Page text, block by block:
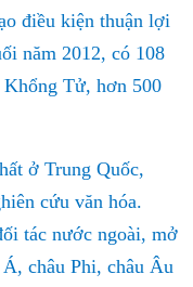
điều kiện thuận lợi
năm 2012, có 108
Tử, hơn 500
ở Trung Quốc,
cứu văn hóa.
tác nước ngoài, mở
châu Phi, châu Âu